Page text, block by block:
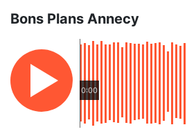
Bons Plans Annecy
0:00